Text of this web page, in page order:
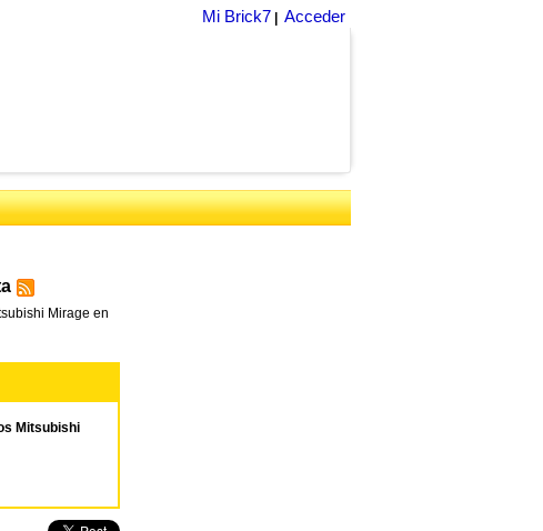
Mi Brick7 Acceder
Mirage en
Mitsubishi